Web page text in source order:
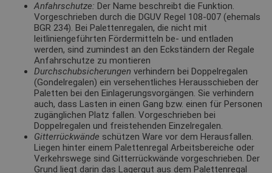
Anfahrschutze: Der Name beschreibt die Funktion.
Vorgeschrieben durch die DGUV Regel 108-007 (ehemals
BGR 234). Bei Palettenregalen, die nicht mit
leitliniengeführten Fördermitteln be- und entladen
werden, sind zumindest an den Eckständern der Regale
Anfahrschutze zu montieren
Durchschubsicherungen verhindern bei Doppelregalen
(Gondelregalen) ein versehentliches Herausschieben der
Paletten bei den Einlagerungsvorgängen. Sie verhindern
auch, dass Lasten in einen Gang bzw. einen für Personen
zugänglichen Platz fallen. Vorgeschrieben bei
Doppelregalen und freistehenden Einzelregalen.
Gitterrückwände schützen Ware vor dem Herausfallen.
Liegen hinter einem Palettenregal Arbeitsbereiche oder
Verkehrswege sind Gitterrückwände vorgeschrieben. Der
Grund liegt darin das Lagergut aus dem Palettenregal